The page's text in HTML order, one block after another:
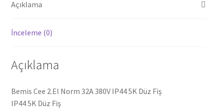
adet
Açıklama
İnceleme (0)
Açıklama
Bemis Cee 2.El Norm 32A 380V IP44 5K Düz Fiş
IP44 5K Düz Fiş